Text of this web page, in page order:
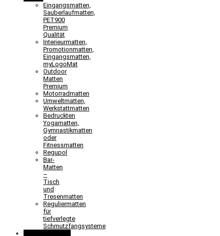
Eingangsmatten,
Sauberlaufmatten,
PET900
Premium
Qualität
Interieurmatten,
Promotionmatten,
Eingangsmatten,
myLogoMat
Outdoor
Matten
Premium
Motorradmatten
Umweltmatten,
Werkstattmatten
Bedruckten
Yogamatten,
Gymnastikmatten
oder
Fitnessmatten
Regupol
Bar-
Matten
–
Tisch
und
Tresenmatten
Reguliermatten
für
tiefverlegte
Schmutzfangsysteme